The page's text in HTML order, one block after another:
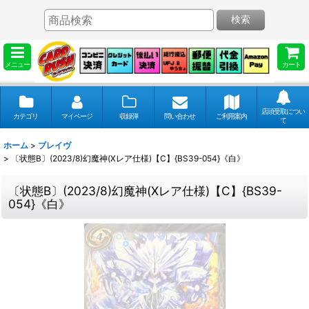
メニュー カート
検索
カテゴリ マイページ 収録弾 問い合わせ ご利用案内
店頭受取につい
て
ホーム > ブレイヴ
>
〔状態B〕(2023/8)幻魔神(Xレア仕様)【C】{BS39-054}《白》
〔状態B〕(2023/8)幻魔神(Xレア仕様)【C】{BS39-
054}《白》